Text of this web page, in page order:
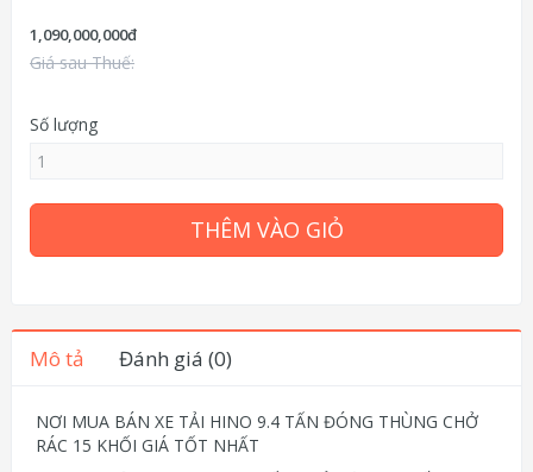
1,090,000,000đ
Giá sau Thuế:
Số lượng
THÊM VÀO GIỎ
Mô tả Đánh giá (0)
NƠI MUA BÁN XE TẢI HINO 9.4 TẤN ĐÓNG THÙNG CHỞ
RÁC 15 KHỐI GIÁ TỐT NHẤT